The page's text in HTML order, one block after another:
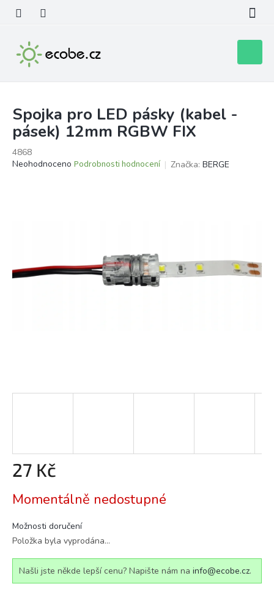
obsah
košík
Spojka pro LED pásky (kabel -
pásek) 12mm RGBW FIX
4868
Průměrné
Neohodnoceno Podrobnosti hodnocení Značka: BERGE
27 Kč
cena:
Momentálně nedostupné
Možnosti doručení
Položka byla vyprodána…
Našli jste někde lepší cenu? Napište nám na info@ecobe.cz.